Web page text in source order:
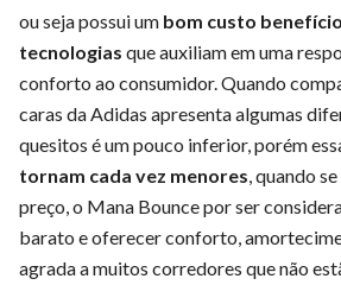
ou seja possui um bom custo benefício
tecnologias que auxiliam em uma
conforto ao consumidor. Quando
caras da Adidas apresenta algumas
quesitos é um pouco inferior, porém
tornam cada vez menores, quando
preço, o Mana Bounce por ser
barato e oferecer conforto,
agrada a muitos corredores que não